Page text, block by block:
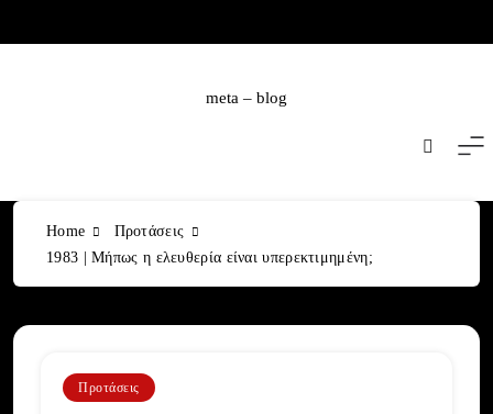
meta – blog
Home
Προτάσεις
1983 | Μήπως η ελευθερία είναι υπερεκτιμημένη;
Προτάσεις